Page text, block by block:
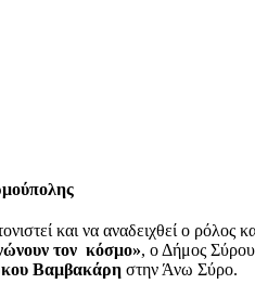
και να αναδειχθεί ο ρόλος
τον κόσμο», ο Δήμος
Βαμβακάρη στην Άνω Σύρο.